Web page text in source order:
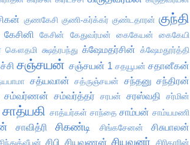
குணகேசி குணி-கர்க்கர் குண்டதாரன் குந்தி
கேசினி கேசின் கேதுவர்மன் கைகேயன்
கைகேயி
கௌதமி க்ஷத்ரபந்து க்ஷேமதர்சின் க்ஷேமதூர்த்தி
சஞ்சயன் சஞ்சயன் 1 சதயூபன் சதானீகன்
சத்யவான் சத்ருஞ்சயன் சந்தனு சந்திரன்
சம்வர்ணன் சம்வர்த்தர் சரபன் சரஸ்வதி சர்மின்
சாத்யகி சாத்யர்கள் சாந்தை சாம்பன் சாம்யமணி
சாவித்ரி சிகண்டி சிங்கசேனன் சிசுபாலன்
சிபி சியவணன் சியவனர் சிரிகாரின்